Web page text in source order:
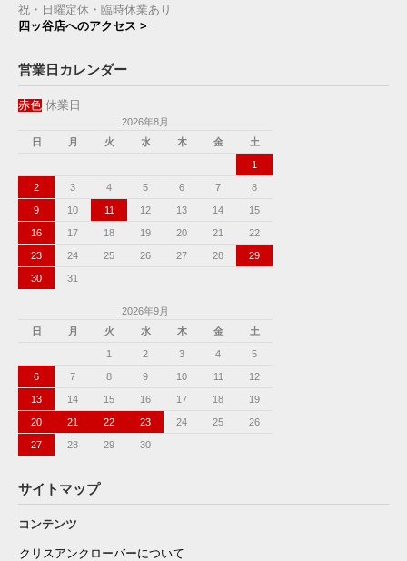
祝・日曜定休・臨時休業あり
四ッ谷店へのアクセス >
営業日カレンダー
赤色 休業日
2026年8月
日
月 火 水 木 金 土
1
2 3 4 5 6 7 8
9 10 11 12 13 14 15
16 17 18 19 20 21 22
23 24 25 26 27 28 29
30 31
2026年9月
日
月 火 水 木 金 土
1 2 3 4 5
6 7 8 9 10 11 12
13 14 15 16 17 18 19
20 21 22 23 24 25 26
27 28 29 30
サイトマップ
コンテンツ
クリスアンクローバーについて